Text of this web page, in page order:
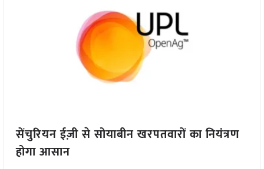
सेंचुरियन ईज़ी से सोयाबीन खरपतवारों का नियंत्रण
होगा आसान